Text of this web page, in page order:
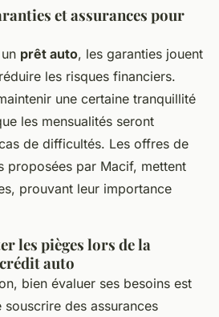
et assurances pour
prêt auto, les garanties jouent
les risques financiers.
une certaine tranquillité
les mensualités seront
de difficultés. Les offres de
proposées par Macif, mettent
prouvant leur importance
les pièges lors de la
auto
bien évaluer ses besoins est
des assurances